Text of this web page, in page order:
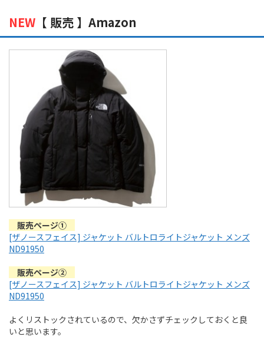
NEW 【 販売 】Amazon
販売ページ①
[ザノースフェイス] ジャケット バルトロライトジャケット メンズ
ND91950
販売ページ②
[ザノースフェイス] ジャケット バルトロライトジャケット メンズ
ND91950
よくリストックされているので、欠かさずチェックしておくと良
いと思います。